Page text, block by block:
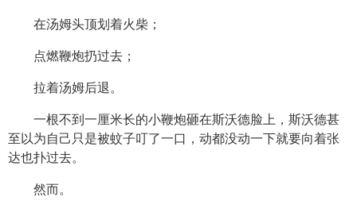
在汤姆头顶划着火柴；
点燃鞭炮扔过去；
拉着汤姆后退。
一根不到一厘米长的小鞭炮砸在斯沃德脸上，斯沃德甚
至以为自己只是被蚊子叮了一口，动都没动一下就要向着张
达也扑过去。
然而。